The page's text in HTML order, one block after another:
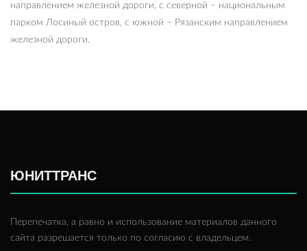
направлением железной дороги, с северной – национальным
парком Лосиный остров, с южной – Рязанским направлением
железной дороги.
ЮНИТТРАНС
Перепечатка, а равно и использование материалов данного
сайта разрешается только по согласию с владельцем.